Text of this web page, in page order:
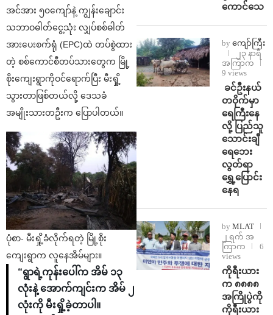
အင်အား ၅၀ကျော်နဲ့ ကျွန်းချောင်း
သဘာဝဓါတ်ငွေ့သုံး လျှပ်စစ်ဓါတ်
အားပေးစက်ရုံ (EPC)ထဲ တပ်စွဲထား
တဲ့ စစ်ကောင်စီတပ်သားတွေက မြို့
စိုးကျေးရွာကိုဝင်ရောက်ပြီး မီးရှို့
သွားတာဖြစ်တယ်လို့ ဒေသခံ
အမျိုးသားတဦးက ပြောပါတယ်။
ပုံစာ- မီးရှို့ခံလိုက်ရတဲ့ မြို့စိုး
ကျေးရွာက လူနေအိမ်များ။
“ရွာရဲ့ကုန်းပေါ်က အိမ် ၁၃
လုံးနဲ့ အောက်ကျင်းက အိမ် ၂
လုံးကို မီးရှို့ခဲ့တာပါ။
ကောင်သေ
by ကျော်ကြီး
၂၃ နာရီ
အကြာက
9 views
⁩ ⁨ခင်ဦးနယ်
တဝိုက်မှာ
ရေကြီးနေ
လို့ ပြည်သူ
သောင်းချီ
ရေဘေး
လွတ်ရာ
ရွှေ့ပြောင်း
နေရ
by MLAT
၂ ရက် အ
ကြာက
6
views
ကိုရီးယား
က ၈၈၈၈
အကြိုပွဲကို
ကိုရီးယား